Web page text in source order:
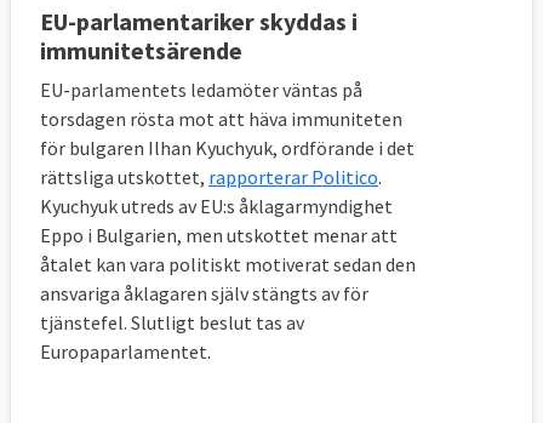
EU-parlamentariker skyddas i
immunitetsärende
EU-parlamentets ledamöter väntas på
torsdagen rösta mot att häva immuniteten
för bulgaren Ilhan Kyuchyuk, ordförande i det
rättsliga utskottet, rapporterar Politico.
Kyuchyuk utreds av EU:s åklagarmyndighet
Eppo i Bulgarien, men utskottet menar att
åtalet kan vara politiskt motiverat sedan den
ansvariga åklagaren själv stängts av för
tjänstefel. Slutligt beslut tas av
Europaparlamentet.